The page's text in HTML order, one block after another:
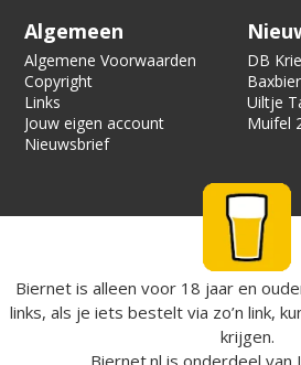
Algemeen
Algemene Voorwaarden
Copyright
Links
Jouw eigen account
Nieuwsbrief
DB
Strata
Uiltje
the
Muifel
Biernet is alleen voor 18 jaar en
links, als je iets bestelt via zo’n link,
krijgen.
Biernet.nl is onderdeel van